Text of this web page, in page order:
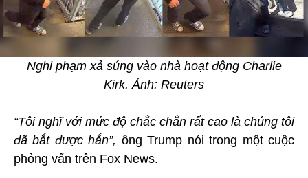
Nghi phạm xả súng vào nhà hoạt động Charlie
Kirk. Ảnh: Reuters
“Tôi nghĩ với mức độ chắc chắn rất cao là chúng tôi
đã bắt được hắn”, ông Trump nói trong một cuộc
phỏng vấn trên Fox News.